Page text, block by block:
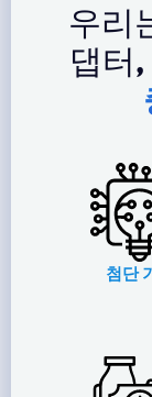
우리
댑터
첨단